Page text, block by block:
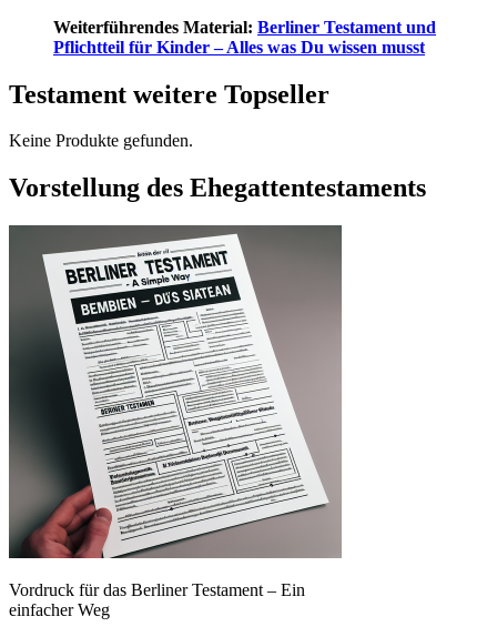
Weiterführendes Material: Berliner Testament und
Pflichtteil für Kinder – Alles was Du wissen musst
Testament weitere Topseller
Keine Produkte gefunden.
Vorstellung des Ehegattentestaments
Vordruck für das Berliner Testament – Ein
einfacher Weg